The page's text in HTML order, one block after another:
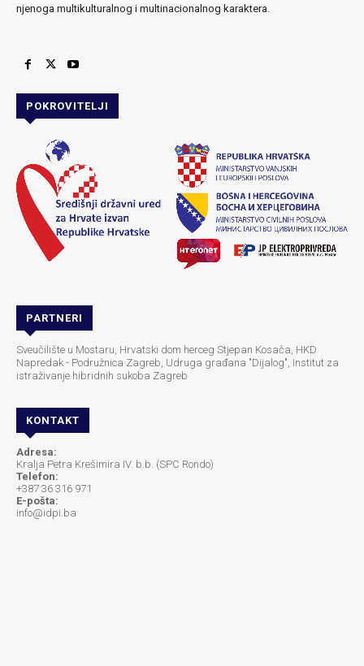
njenoga multikulturalnog i multinacionalnog karaktera.
POKROVITELJI
PARTNERI
Sveučilište u Mostaru, Hrvatski dom herceg Stjepan Kosača, HKD
Napredak - Podružnica Zagreb, Udruga građana "Dijalog", Institut za
istraživanje hibridnih sukoba Zagreb
KONTAKT
Adresa:
Kralja Petra Krešimira IV. b.b. (SPC Rondo)
Telefon:
+387 36 316 971
E-pošta:
info@idpi.ba